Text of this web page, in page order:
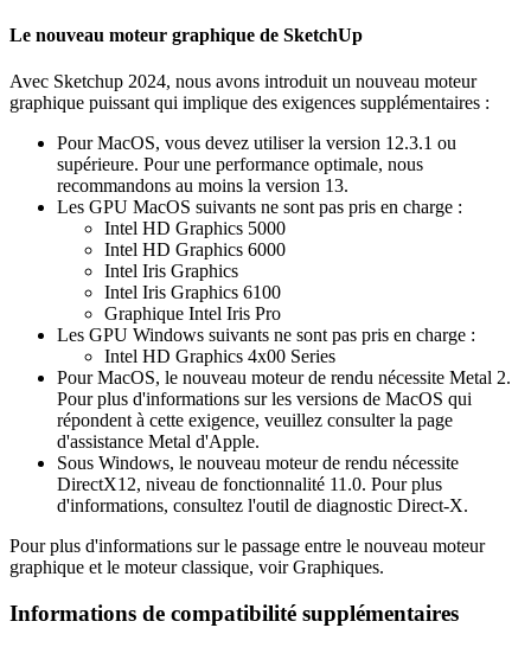
Le nouveau moteur graphique de SketchUp
Avec Sketchup 2024, nous avons introduit un nouveau moteur
graphique puissant qui implique des exigences supplémentaires :
Pour MacOS, vous devez utiliser la version 12.3.1 ou
supérieure. Pour une performance optimale, nous
recommandons au moins la version 13.
Les GPU MacOS suivants ne sont pas pris en charge :
Intel HD Graphics 5000
Intel HD Graphics 6000
Intel Iris Graphics
Intel Iris Graphics 6100
Graphique Intel Iris Pro
Les GPU Windows suivants ne sont pas pris en charge :
Intel HD Graphics 4x00 Series
Pour MacOS, le nouveau moteur de rendu nécessite Metal 2.
Pour plus d'informations sur les versions de MacOS qui
répondent à cette exigence, veuillez consulter la page
d'assistance Metal d'Apple.
Sous Windows, le nouveau moteur de rendu nécessite
DirectX12, niveau de fonctionnalité 11.0. Pour plus
d'informations, consultez l'outil de diagnostic Direct-X.
Pour plus d'informations sur le passage entre le nouveau moteur
graphique et le moteur classique, voir Graphiques.
Informations de compatibilité supplémentaires